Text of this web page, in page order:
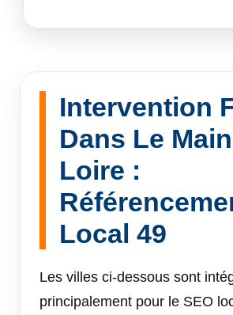
Intervention
Dans Le
Loire :
Local 49
Les villes ci-dessous sont
principalement pour le SEO